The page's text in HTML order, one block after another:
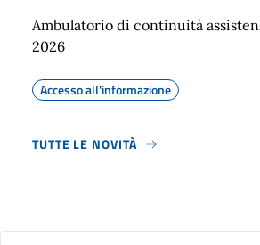
Ambulatorio di continuità
2026
Accesso all'informazione
TUTTE LE NOVITÀ